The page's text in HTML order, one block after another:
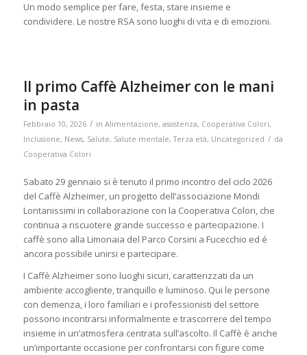
Un modo semplice per fare, festa, stare insieme e
condividere. Le nostre RSA sono luoghi di vita e di emozioni.
Il primo Caffè Alzheimer con le mani
in pasta
Febbraio 10, 2026 / in Alimentazione, assistenza, Cooperativa Colori,
Inclusione, News, Salute, Salute mentale,Terza età, Uncategorized / da
Cooperativa Colori
Sabato 29 gennaio si è tenuto il primo incontro del ciclo 2026
del Caffè Alzheimer, un progetto dell’associazione Mondi
Lontanissimi in collaborazione con la Cooperativa Colori, che
continua a riscuotere grande successo e partecipazione. I
caffè sono alla Limonaia del Parco Corsini a Fucecchio ed é
ancora possibile unirsi e partecipare.
I Caffè Alzheimer sono luoghi sicuri, caratterizzati da un
ambiente accogliente, tranquillo e luminoso. Qui le persone
con demenza, i loro familiari e i professionisti del settore
possono incontrarsi informalmente e trascorrere del tempo
insieme in un’atmosfera centrata sull’ascolto. Il Caffè è anche
un’importante occasione per confrontarsi con figure come